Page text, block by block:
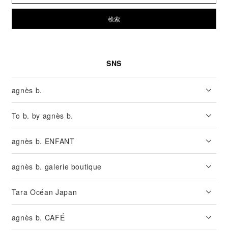
検索
SNS
agnès b.
To b. by agnès b.
agnès b. ENFANT
agnès b. galerie boutique
Tara Océan Japan
agnès b. CAFÉ